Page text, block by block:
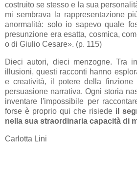
costruito se stesso e la sua
mi sembrava la rappresentazione
anormalità: solo io sapevo quale
presunzione era esatta, cosmica,
o di Giulio Cesare». (p. 115)
Dieci autori, dieci menzogne. Tra
illusioni, questi racconti hanno
e creatività, il potere della
persuasione narrativa. Ogni storia
inventare l'impossibile per
forse è proprio qui che risiede il
nella sua straordinaria capacità di
Carlotta Lini